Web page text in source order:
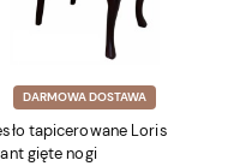
DARMOWA DOSTAWA
tapicerowane Loris
gięte nogi